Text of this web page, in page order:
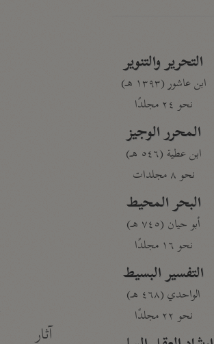
التحرير والتنوير
ابن عاشور (١٣٩٣ هـ)
نحو ٢٤ مجلدًا
المحرر الوجيز
ابن عطية (٥٤٦ هـ)
نحو ٨ مجلدات
البحر المحيط
أبو حيان (٧٤٥ هـ)
نحو ١٦ مجلدًا
التفسير البسيط
الواحدي (٤٦٨ هـ)
نحو ٢٢ مجلدًا
آثار